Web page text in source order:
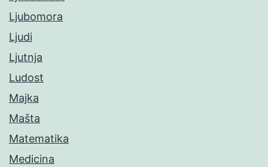
Ljubomora
Ljudi
Ljutnja
Ludost
Majka
Mašta
Matematika
Medicina